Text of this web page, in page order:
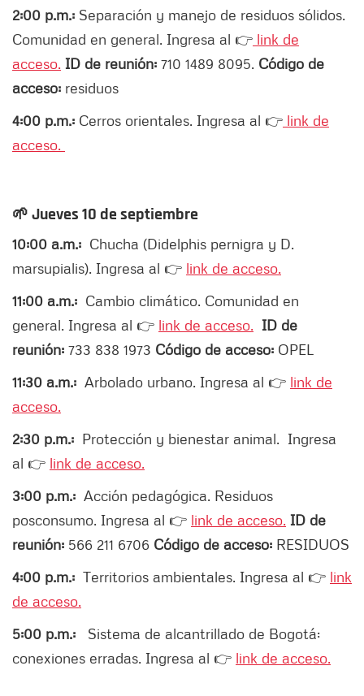
2:00 p.m.: Separación y manejo de residuos sólidos.
Comunidad en general. Ingresa al 👉 link de
acceso. ID de reunión: 710 1489 8095. Código de
acceso: residuos
4:00 p.m.: Cerros orientales. Ingresa al 👉 link de
acceso.
🌱Jueves 10 de septiembre
10:00 a.m.: Chucha (Didelphis pernigra y D.
marsupialis). Ingresa al 👉 link de acceso.
11:00 a.m.: Cambio climático. Comunidad en
general. Ingresa al 👉 link de acceso. ID de
reunión: 733 838 1973 Código de acceso: OPEL
11:30 a.m.: Arbolado urbano. Ingresa al 👉 link de
acceso.
2:30 p.m.: Protección y bienestar animal. Ingresa
al 👉 link de acceso.
3:00 p.m.: Acción pedagógica. Residuos
posconsumo. Ingresa al 👉 link de acceso. ID de
reunión: 566 211 6706 Código de acceso: RESIDUOS
4:00 p.m.: Territorios ambientales. Ingresa al 👉 link
de acceso.
5:00 p.m.:
Sistema de alcantrillado de Bogotá:
conexiones erradas. Ingresa al 👉 link de acceso.